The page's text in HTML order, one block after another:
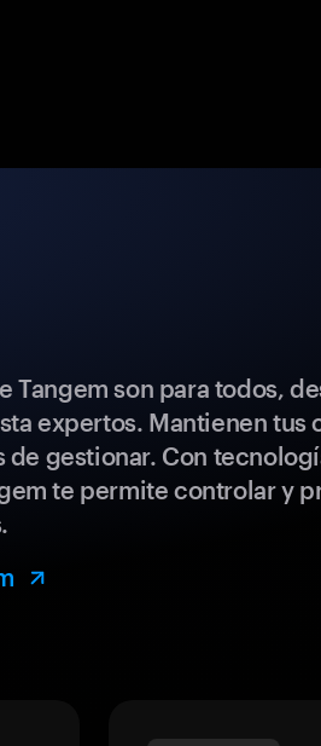
Tangem son para todos,
expertos. Mantienen tus
de gestionar. Con
te permite controlar y